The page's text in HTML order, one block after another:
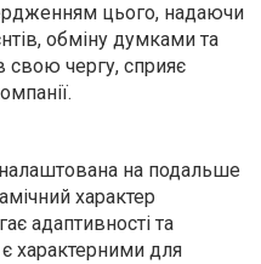
цього, надаючи
обміну думками та
свою чергу, сприяє
на подальше
характер
адаптивності та
характерними для